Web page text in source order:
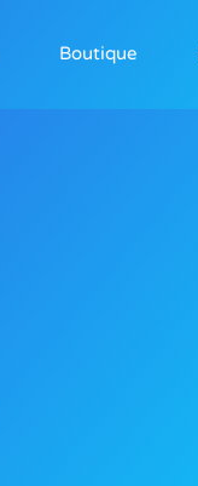
Boutique